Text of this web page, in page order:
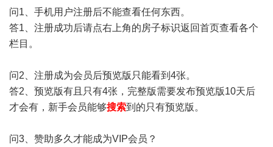
问1、手机用户注册后不能查看任何东西。
答1、注册成功后请点右上角的房子标识返回首页查看各个
栏目。
问2、注册成为会员后预览版只能看到4张。
答2、预览版有且只有4张，完整版需要发布预览版10天后
才会有，新手会员能够搜索到的只有预览版。
问3、赞助多久才能成为VIP会员？